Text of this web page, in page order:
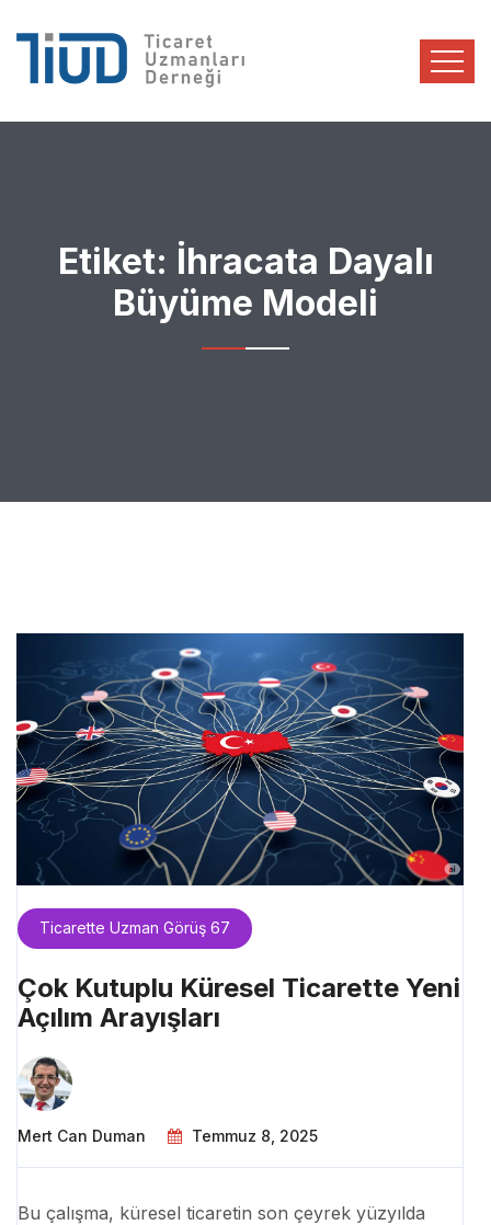
Etiket: İhracata Dayalı
Büyüme Modeli
Ticarette Uzman Görüş 67
Çok Kutuplu Küresel Ticarette Yeni
Açılım Arayışları
Mert Can Duman Temmuz 8, 2025
Bu çalışma, küresel ticaretin son çeyrek yüzyılda